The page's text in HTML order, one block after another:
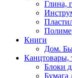
Глина,
Книги
Дом.
Канцтовары,
Блоки
Бумага